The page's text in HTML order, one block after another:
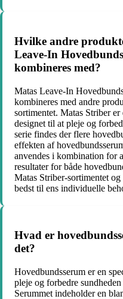
Hvilke andre
Leave-In
kombineres med?
Matas Leave-In
kombineres med andre
sortimentet. Matas Striber
designet til at pleje og
serie findes der flere
effekten af
anvendes i kombination for
resultater for både
Matas Striber-sortimentet
bedst til ens individuelle
Hvad er
det?
Hovedbundsserum er en
pleje og forbedre
Serummet indeholder en